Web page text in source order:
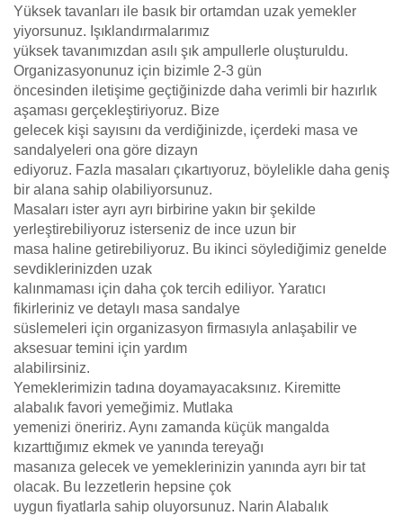
Yüksek tavanları ile basık bir ortamdan uzak yemekler
yiyorsunuz. Işıklandırmalarımız
yüksek tavanımızdan asılı şık ampullerle oluşturuldu.
Organizasyonunuz için bizimle 2-3 gün
öncesinden iletişime geçtiğinizde daha verimli bir hazırlık
aşaması gerçekleştiriyoruz. Bize
gelecek kişi sayısını da verdiğinizde, içerdeki masa ve
sandalyeleri ona göre dizayn
ediyoruz. Fazla masaları çıkartıyoruz, böylelikle daha geniş
bir alana sahip olabiliyorsunuz.
Masaları ister ayrı ayrı birbirine yakın bir şekilde
yerleştirebiliyoruz isterseniz de ince uzun bir
masa haline getirebiliyoruz. Bu ikinci söylediğimiz genelde
sevdiklerinizden uzak
kalınmaması için daha çok tercih ediliyor. Yaratıcı
fikirleriniz ve detaylı masa sandalye
süslemeleri için organizasyon firmasıyla anlaşabilir ve
aksesuar temini için yardım
alabilirsiniz.
Yemeklerimizin tadına doyamayacaksınız. Kiremitte
alabalık favori yemeğimiz. Mutlaka
yemenizi öneririz. Aynı zamanda küçük mangalda
kızarttığımız ekmek ve yanında tereyağı
masanıza gelecek ve yemeklerinizin yanında ayrı bir tat
olacak. Bu lezzetlerin hepsine çok
uygun fiyatlarla sahip oluyorsunuz. Narin Alabalık